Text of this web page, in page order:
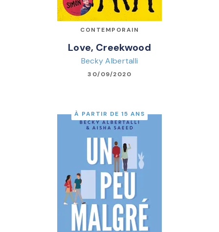
CONTEMPORAIN
Love, Creekwood
Becky Albertalli
30/09/2020
À PARTIR DE 15 ANS